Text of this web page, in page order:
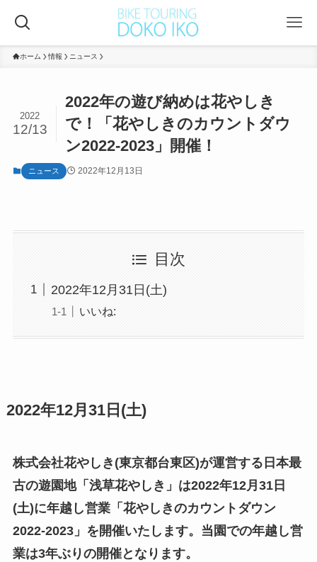
ホーム 情報 ニュース
2022年の遊び納めは花やしき
で！「花やしきのカウントダウ
ン2022-2023」開催！
2022
12/13
ニュース 2022年12月13日
目次
2022年12月31日(土)
いいね:
2022年12月31日(土)
株式会社花やしき(東京都台東区)が運営する日本最
古の遊園地「浅草花やしき」は2022年12月31日
(土)に年越し営業「花やしきのカウントダウン
2022-2023」を開催いたします。当園での年越し営
業は3年ぶりの開催となります。